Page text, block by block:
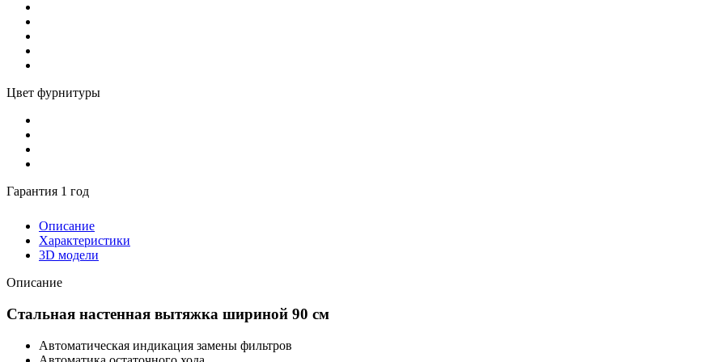
Цвет фурнитуры
Гарантия 1 год
Описание
Характеристики
3D модели
Описание
Стальная настенная вытяжка шириной 90 см
Автоматическая индикация замены фильтров